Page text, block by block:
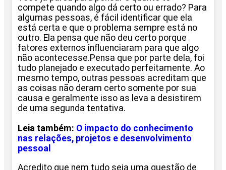
compete quando algo dá certo ou errado? Para
algumas pessoas, é fácil identificar que ela
está certa e que o problema sempre está no
outro. Ela pensa que não deu certo porque
fatores externos influenciaram para que algo
não acontecesse.Pensa que por parte dela, foi
tudo planejado e executado perfeitamente. Ao
mesmo tempo, outras pessoas acreditam que
as coisas não deram certo somente por sua
causa e geralmente isso as leva a desistirem
de uma segunda tentativa.
Leia também: O impacto do conhecimento
nas relações, projetos e desenvolvimento
pessoal
Acredito que nem tudo seja uma questão de